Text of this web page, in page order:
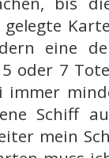
eine
oder 7
immer
Schiff
mein